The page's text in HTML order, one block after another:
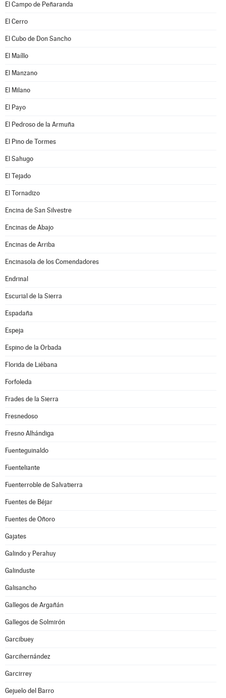
El Campo de Peñaranda
El Cerro
El Cubo de Don Sancho
El Maíllo
El Manzano
El Milano
El Payo
El Pedroso de la Armuña
El Pino de Tormes
El Sahugo
El Tejado
El Tornadizo
Encina de San Silvestre
Encinas de Abajo
Encinas de Arriba
Encinasola de los Comendadores
Endrinal
Escurial de la Sierra
Espadaña
Espeja
Espino de la Orbada
Florida de Liébana
Forfoleda
Frades de la Sierra
Fresnedoso
Fresno Alhándiga
Fuenteguinaldo
Fuenteliante
Fuenterroble de Salvatierra
Fuentes de Béjar
Fuentes de Oñoro
Gajates
Galindo y Perahuy
Galinduste
Galisancho
Gallegos de Argañán
Gallegos de Solmirón
Garcibuey
Garcihernández
Garcirrey
Gejuelo del Barro